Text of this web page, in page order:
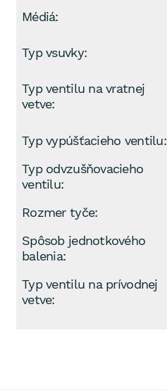
Médiá:
Typ vsuvky:
Typ ventilu na vratnej
vetve:
Typ vypúšťacieho ventilu:
Typ odvzušňovacieho
ventilu:
Rozmer tyče:
Spôsob jednotkového
balenia:
Typ ventilu na prívodnej
vetve: